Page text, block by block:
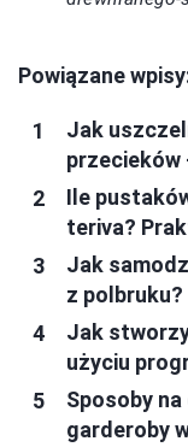
Powiązane
Jak
Ile
teriva?
Jak
z polbruku?
Jak
użyciu
Sposoby
garderoby